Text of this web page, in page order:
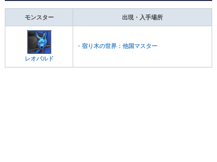
モンスター 出現・入手場所
レオパルド
・ 宿り木の世界：他国マスター